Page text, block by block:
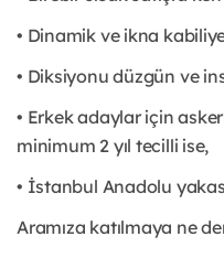
• Dinamik ve ikna
• Diksiyonu düzgün ve
• Erkek adaylar için
minimum 2 yıl tecilli ise,
• İstanbul Anadolu
Aramıza katılmaya ne